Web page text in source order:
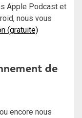
Apple Podcast et
nous vous
(gratuite)
de
encore nous